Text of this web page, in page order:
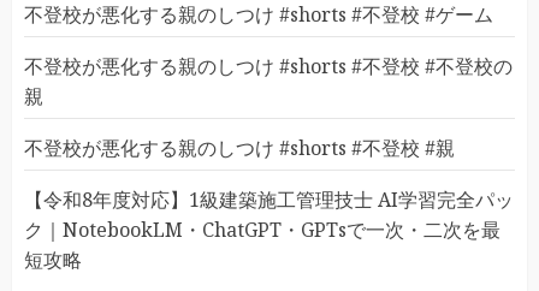
不登校が悪化する親のしつけ #shorts #不登校 #ゲーム
不登校が悪化する親のしつけ #shorts #不登校 #不登校の
親
不登校が悪化する親のしつけ #shorts #不登校 #親
【令和8年度対応】1級建築施工管理技士 AI学習完全パッ
ク｜NotebookLM・ChatGPT・GPTsで一次・二次を最
短攻略